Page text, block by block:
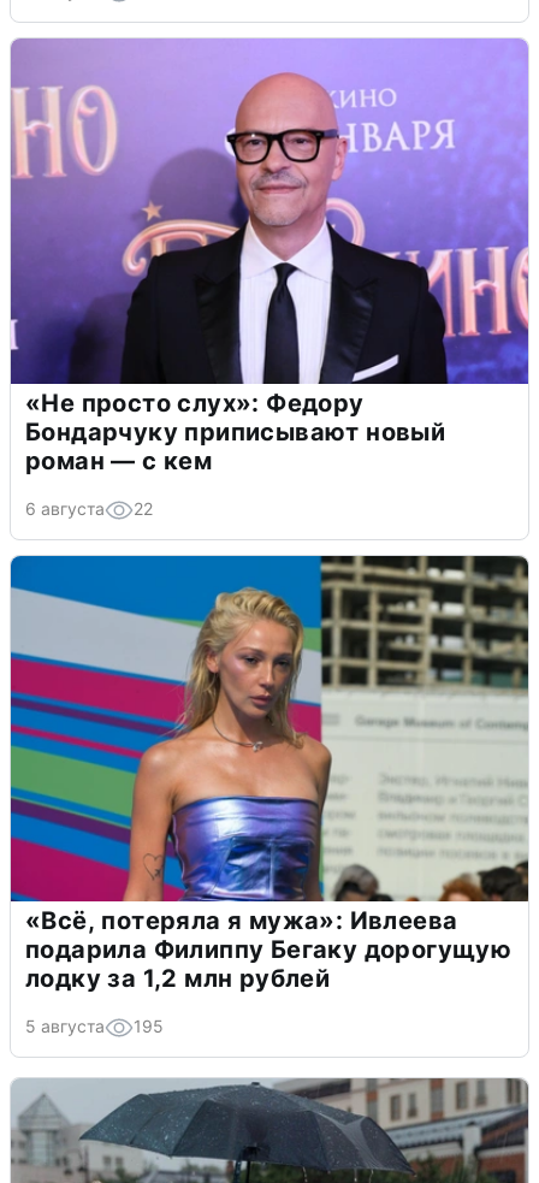
«Не просто слух»: Федору
Бондарчуку приписывают новый
роман — с кем
6 августа 22
«Всё, потеряла я мужа»: Ивлеева
подарила Филиппу Бегаку дорогущую
лодку за 1,2 млн рублей
5 августа 195